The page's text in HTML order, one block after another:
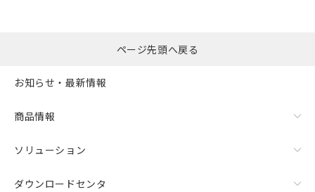
括ダウンロード
ページ先頭へ戻る
お知らせ・最新情報
商品情報
ソリューション
ダウンロードセンタ